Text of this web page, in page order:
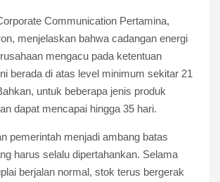
Communication Pertamina,
menjelaskan bahwa cadangan energi
mengacu pada ketentuan
berada di atas level minimum sekitar 21
untuk beberapa jenis produk
dapat mencapai hingga 35 hari.
pemerintah menjadi ambang batas
harus selalu dipertahankan. Selama
berjalan normal, stok terus bergerak